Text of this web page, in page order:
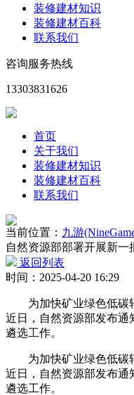
装修建材知识
装修建材百科
联系我们
咨询服务热线
13303831626
首页
关于我们
装修建材知识
装修建材百科
联系我们
当前位置： 九游
自然资源部部署开展新一
返回列表
时间：2025-04-20 16:29
为加快矿业绿色低碳转
近日，自然资源部发布通
遴选工作。
为加快矿业绿色低碳转
近日，自然资源部发布通
遴选工作。